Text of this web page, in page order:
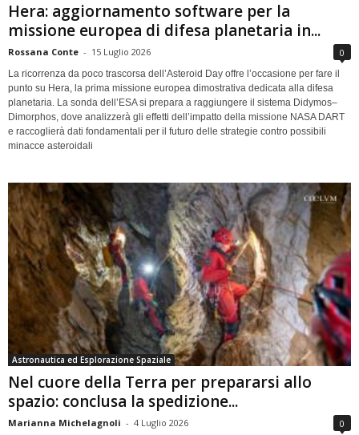
Hera: aggiornamento software per la
missione europea di difesa planetaria in...
Rossana Conte - 15 Luglio 2026 0
La ricorrenza da poco trascorsa dell’Asteroid Day offre l’occasione per fare il
punto su Hera, la prima missione europea dimostrativa dedicata alla difesa
planetaria. La sonda dell’ESA si prepara a raggiungere il sistema Didymos–
Dimorphos, dove analizzerà gli effetti dell’impatto della missione NASA DART
e raccoglierà dati fondamentali per il futuro delle strategie contro possibili
minacce asteroidali
Astronautica ed Esplorazione Spaziale
Nel cuore della Terra per prepararsi allo
spazio: conclusa la spedizione...
Marianna Michelagnoli - 4 Luglio 2026 0